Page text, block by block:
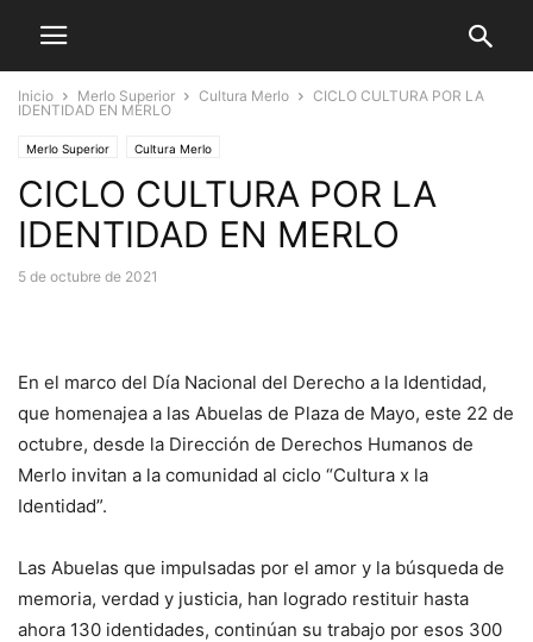
Inicio Merlo Superior Cultura Merlo
CICLO CULTURA POR LA
IDENTIDAD EN MERLO
Merlo Superior Cultura Merlo
CICLO CULTURA POR LA
IDENTIDAD EN MERLO
5 de octubre de 2021
En el marco del Día Nacional del Derecho a la Identidad,
que homenajea a las Abuelas de Plaza de Mayo, este 22 de
octubre, desde la Dirección de Derechos Humanos de
Merlo invitan a la comunidad al ciclo “Cultura x la
Identidad”.
Las Abuelas que impulsadas por el amor y la búsqueda de
memoria, verdad y justicia, han logrado restituir hasta
ahora 130 identidades, continúan su trabajo por esos 300